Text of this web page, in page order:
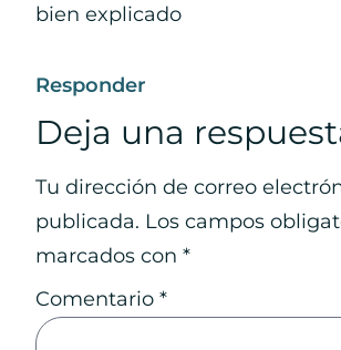
bien explicado
Responder
Deja una
Tu dirección de correo
publicada. Los campos
marcados con *
Comentario *